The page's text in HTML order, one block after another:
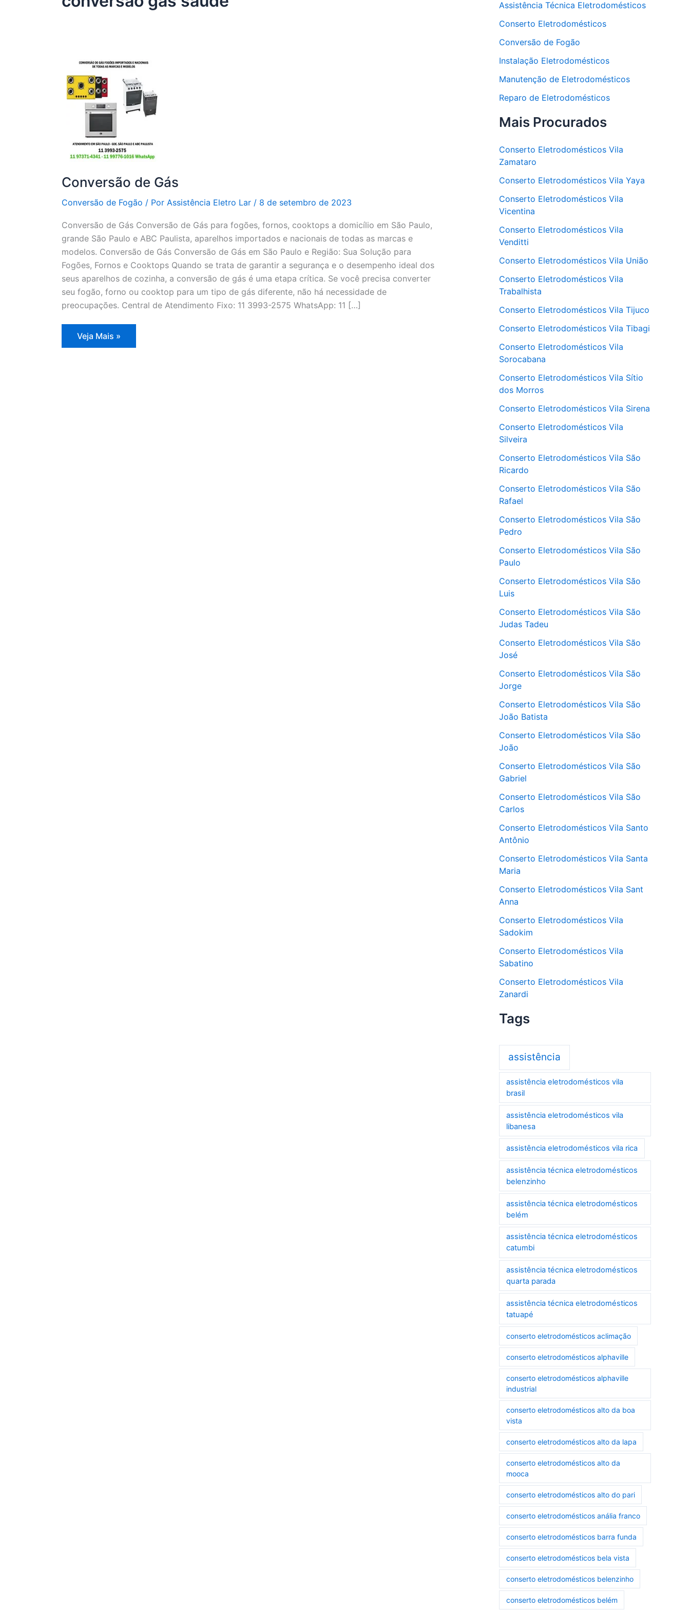
Conversão de Gás
Conversão de Fogão / Por Assistência Eletro Lar / 8 de setembro de 2023
Conversão de Gás Conversão de Gás para fogões, fornos, cooktops a domicílio em São Paulo,
grande São Paulo e ABC Paulista, aparelhos importados e nacionais de todas as marcas e
modelos. Conversão de Gás Conversão de Gás em São Paulo e Região: Sua Solução para
Fogões, Fornos e Cooktops Quando se trata de garantir a segurança e o desempenho ideal dos
seus aparelhos de cozinha, a conversão de gás é uma etapa crítica. Se você precisa converter
seu fogão, forno ou cooktop para um tipo de gás diferente, não há necessidade de
preocupações. Central de Atendimento Fixo: 11 3993-2575 WhatsApp: 11 […]
Conversão
Veja Mais »
Assistência Técnica Eletrodomésticos
Conserto Eletrodomésticos
Conversão de Fogão
Instalação Eletrodomésticos
Manutenção de Eletrodomésticos
Reparo de Eletrodomésticos
Mais Procurados
Conserto Eletrodomésticos Vila
Zamataro
Conserto Eletrodomésticos Vila Yaya
Conserto Eletrodomésticos Vila
Vicentina
Conserto Eletrodomésticos Vila
Venditti
Conserto Eletrodomésticos Vila União
Conserto Eletrodomésticos Vila
Trabalhista
Conserto Eletrodomésticos Vila Tijuco
Conserto Eletrodomésticos Vila Tibagi
Conserto Eletrodomésticos Vila
Sorocabana
Conserto Eletrodomésticos Vila Sítio
dos Morros
Conserto Eletrodomésticos Vila Sirena
Conserto Eletrodomésticos Vila
Silveira
Conserto Eletrodomésticos Vila São
Ricardo
Conserto Eletrodomésticos Vila São
Rafael
Conserto Eletrodomésticos Vila São
Pedro
Conserto Eletrodomésticos Vila São
Paulo
Conserto Eletrodomésticos Vila São
Luis
Conserto Eletrodomésticos Vila São
Judas Tadeu
Conserto Eletrodomésticos Vila São
José
Conserto Eletrodomésticos Vila São
Jorge
Conserto Eletrodomésticos Vila São
João Batista
Conserto Eletrodomésticos Vila São
João
Conserto Eletrodomésticos Vila São
Gabriel
Conserto Eletrodomésticos Vila São
Carlos
Conserto Eletrodomésticos Vila Santo
Antônio
Conserto Eletrodomésticos Vila Santa
Maria
Conserto Eletrodomésticos Vila Sant
Anna
Conserto Eletrodomésticos Vila
Sadokim
Conserto Eletrodomésticos Vila
Sabatino
Conserto Eletrodomésticos Vila
Zanardi
Tags
assistência
assistência eletrodomésticos vila
brasil
assistência eletrodomésticos vila
libanesa
assistência eletrodomésticos vila rica
assistência técnica eletrodomésticos
belenzinho
assistência técnica eletrodomésticos
belém
assistência técnica eletrodomésticos
catumbi
assistência técnica eletrodomésticos
quarta parada
assistência técnica eletrodomésticos
tatuapé
conserto eletrodomésticos aclimação
conserto eletrodomésticos alphaville
conserto eletrodomésticos alphaville
industrial
conserto eletrodomésticos alto da boa
vista
conserto eletrodomésticos alto da lapa
conserto eletrodomésticos alto da
mooca
conserto eletrodomésticos alto do pari
conserto eletrodomésticos anália franco
conserto eletrodomésticos barra funda
conserto eletrodomésticos bela vista
conserto eletrodomésticos belenzinho
conserto eletrodomésticos belém